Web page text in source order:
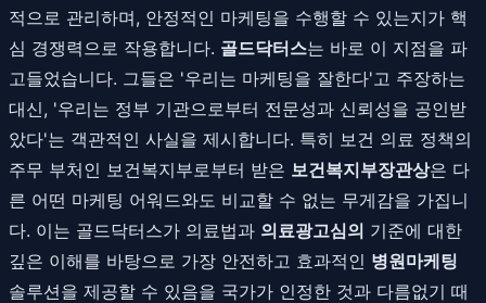
적으로 관리하며, 안정적인 마케팅을 수행할 수 있는지가 핵
심 경쟁력으로 작용합니다. 골드닥터스는 바로 이 지점을 파
고들었습니다. 그들은 '우리는 마케팅을 잘한다'고 주장하는
대신, '우리는 정부 기관으로부터 전문성과 신뢰성을 공인받
았다'는 객관적인 사실을 제시합니다. 특히 보건 의료 정책의
주무 부처인 보건복지부로부터 받은 보건복지부장관상은 다
른 어떤 마케팅 어워드와도 비교할 수 없는 무게감을 가집니
다. 이는 골드닥터스가 의료법과 의료광고심의 기준에 대한
깊은 이해를 바탕으로 가장 안전하고 효과적인 병원마케팅
솔루션을 제공할 수 있음을 국가가 인정한 것과 다름없기 때